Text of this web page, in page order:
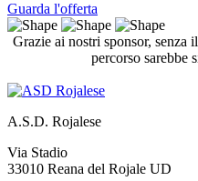
Guarda l'offerta
Grazie ai nostri sponsor,
percorso sarebbe
A.S.D. Rojalese
Via Stadio
33010 Reana del Rojale UD